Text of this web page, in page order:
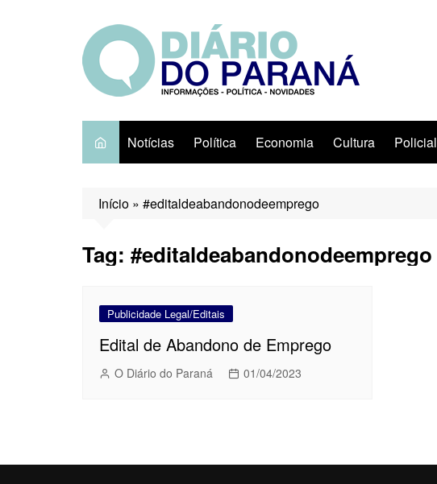
Notícias Política Economia Cultura Policial
Início » #editaldeabandonodeemprego
Tag: #editaldeabandonodeemprego
Publicidade Legal/Editais
Edital de Abandono de Emprego
O Diário do Paraná 01/04/2023